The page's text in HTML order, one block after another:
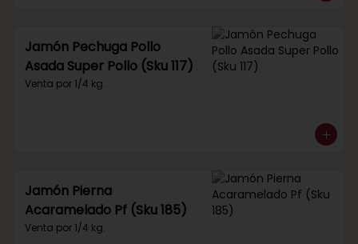
Jamón Pechuga Pollo
Asada Super Pollo (Sku 117)
Venta por 1/4 kg.
Jamón Pierna
Acaramelado Pf (Sku 185)
Venta por 1/4 kg.